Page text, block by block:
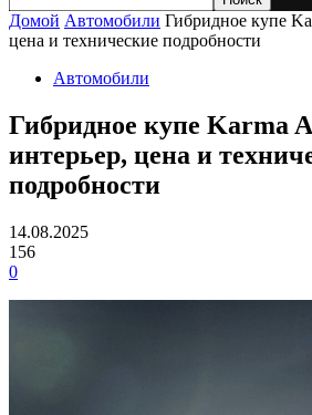
Домой Автомобили Гибридное купе
цена и технические подробности
Автомобили
Гибридное купе Karma
интерьер, цена и
подробности
14.08.2025
156
0